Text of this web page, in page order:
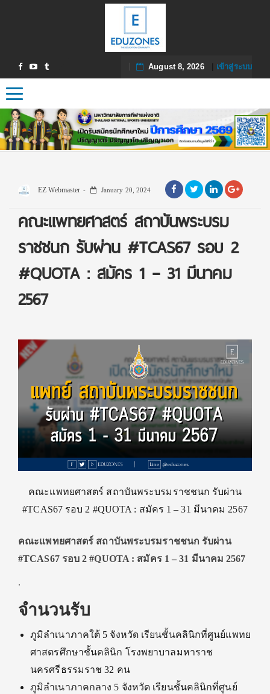
August 8, 2026| เข้าสู่ระบบ
Toggle navigation
EZ Webmaster January 20, 2024
คณะแพทยศาสตร์ สถาบันพระบรม
ราชชนก รับผ่าน #TCAS67 รอบ 2
#QUOTA : สมัคร 1 – 31 มีนาคม
2567
คณะแพทยศาสตร์ สถาบันพระบรมราชชนก รับผ่าน
#TCAS67 รอบ 2 #QUOTA : สมัคร 1 – 31 มีนาคม 2567
คณะแพทยศาสตร์ สถาบันพระบรมราชชนก รับผ่าน
#TCAS67 รอบ 2 #QUOTA : สมัคร 1 – 31 มีนาคม 2567
.
จำนวนรับ
ภูมิลำเนาภาคใต้ 5 จังหวัด เรียนชั้นคลินิกที่ศูนย์แพทย
ศาสตรศึกษาชั้นคลินิก โรงพยาบาลมหาราช
นครศรีธรรมราช 32 คน
ภูมิลำเนาภาคกลาง 5 จังหวัด เรียนชั้นคลินิกที่ศูนย์